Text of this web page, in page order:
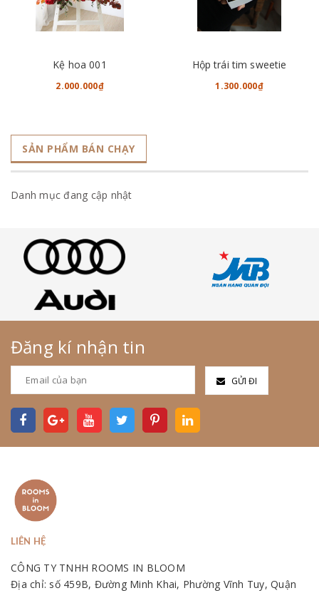
Kệ hoa 001
2.000.000₫
Hộp trái tim sweetie
1.300.000₫
SẢN PHẨM BÁN CHẠY
Danh mục đang cập nhật
Đăng kí nhận tin
GỬI ĐI
LIÊN HỆ
CÔNG TY TNHH ROOMS IN BLOOM
Địa chỉ: số 459B, Đường Minh Khai, Phường Vĩnh Tuy, Quận